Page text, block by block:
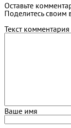
Оставьте
Поделитесь своим
Текст комментария
Ваше имя